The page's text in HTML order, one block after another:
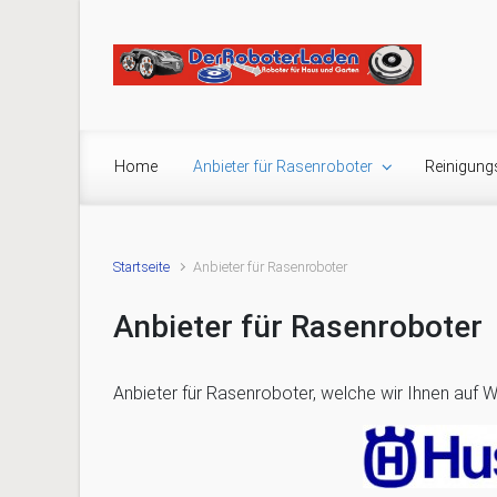
Home Anbieter für Rasenroboter
Startseite Anbieter für Rasenroboter
Anbieter für Rasenroboter
Anbieter für Rasenroboter, welche wir Ihnen auf